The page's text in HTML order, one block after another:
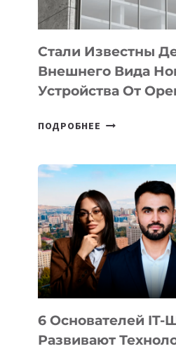
ИНТЕЛЛЕКТА
Стали Известны
Внешнего Вида
Устройства От
ПОДРОБНЕЕ СТАЛИ
ВНЕШНЕГО
ВИДА
НОВОГО
УСТРОЙСТВА
ОТ
OPENAI
6 Основателей IT-
Развивают